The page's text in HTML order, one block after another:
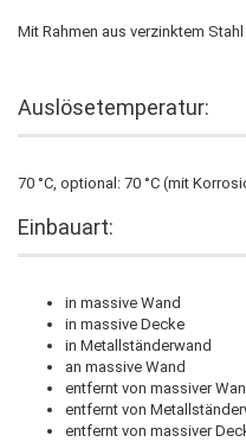
Mit Rahmen aus verzinktem Stahl
Auslösetemperatur:
70 °C, optional: 70 °C (mit
Einbauart:
in massive Wand
in massive Decke
in Metallständerwand
an massive Wand
entfernt von massiver
entfernt von
entfernt von massiver